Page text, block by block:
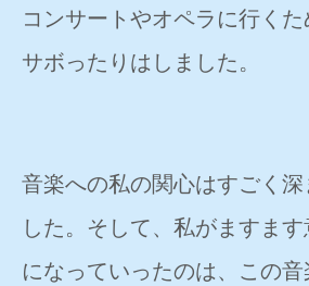
コンサートやオペラに行く
サボったりはしました。
音楽への私の関心はすごく深
した。そして、私がますま
になっていったのは、この